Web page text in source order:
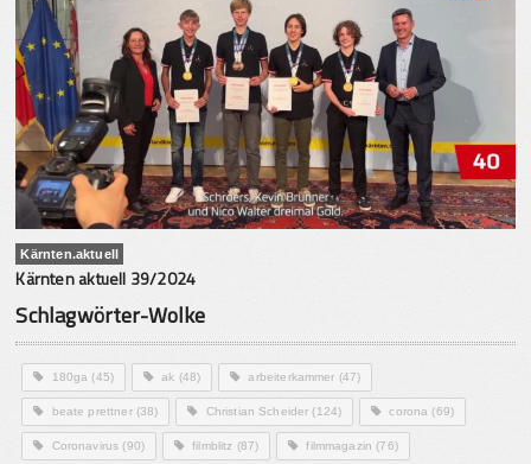
Kärnten.aktuell
Kärnten aktuell 39/2024
Schlagwörter-Wolke
180ga (45) ak (48) arbeiterkammer (47)
beate prettner(38) Christian Scheider (124) corona (69)
Coronavirus (90) filmblitz (87) filmmagazin (76)